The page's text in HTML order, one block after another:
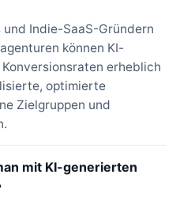
Indie-SaaS-Gründern
können KI-
erheblich
optimierte
Zielgruppen und
mit KI-generierten